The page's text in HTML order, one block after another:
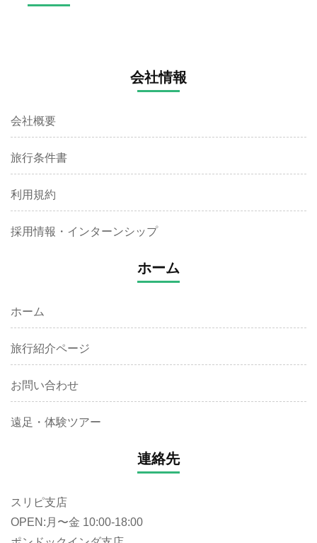
会社情報
会社概要
旅行条件書
利用規約
採用情報・インターンシップ
ホーム
ホーム
旅行紹介ページ
お問い合わせ
遠足・体験ツアー
連絡先
スリピ支店
OPEN:月〜金 10:00-18:00